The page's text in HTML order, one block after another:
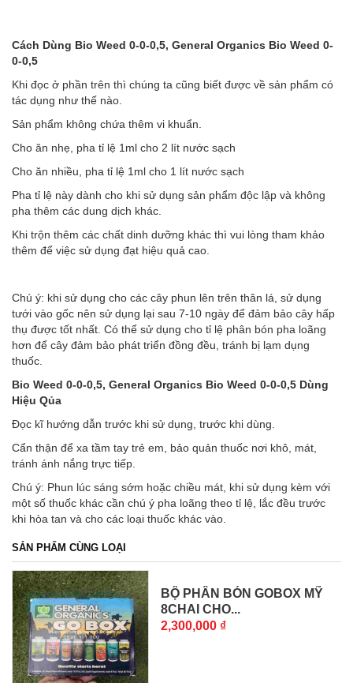
Cách Dùng Bio Weed 0-0-0,5, General Organics Bio Weed 0-
0-0,5
Khi đọc ở phần trên thì chúng ta cũng biết được về sản phẩm có
tác dụng như thế nào.
Sản phẩm không chứa thêm vi khuẩn.
Cho ăn nhẹ, pha tỉ lệ 1ml cho 2 lít nước sạch
Cho ăn nhiều, pha tỉ lệ 1ml cho 1 lít nước sạch
Pha tỉ lệ này dành cho khi sử dụng sản phẩm độc lập và không
pha thêm các dung dịch khác.
Khi trộn thêm các chất dinh dưỡng khác thì vui lòng tham khảo
thêm để việc sử dụng đạt hiệu quả cao.
Chú ý: khi sử dụng cho các cây phun lên trên thân lá, sử dụng
tưới vào gốc nên sử dụng lại sau 7-10 ngày để đảm bảo cây hấp
thụ được tốt nhất. Có thể sử dụng cho tỉ lệ phân bón pha loãng
hơn để cây đảm bảo phát triển đồng đều, tránh bị lạm dụng
thuốc.
Bio Weed 0-0-0,5, General Organics Bio Weed 0-0-0,5 Dùng
Hiệu Qủa
Đọc kĩ hướng dẫn trước khi sử dụng, trước khi dùng.
Cẩn thận để xa tầm tay trẻ em, bảo quản thuốc nơi khô, mát,
tránh ánh nắng trực tiếp.
Chú ý: Phun lúc sáng sớm hoặc chiều mát, khi sử dụng kèm với
một số thuốc khác cần chú ý pha loãng theo tỉ lệ, lắc đều trước
khi hòa tan và cho các loại thuốc khác vào.
SẢN PHẨM CÙNG LOẠI
BỘ PHÂN BÓN GOBOX MỸ
8CHAI CHO...
2,300,000 ₫